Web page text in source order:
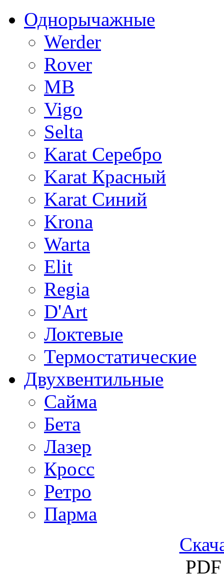
Однорычажные
Werder
Rover
MB
Vigo
Selta
Karat Серебро
Karat Красный
Karat Синий
Krona
Warta
Elit
Regia
D'Art
Локтевые
Термостатические
Двухвентильные
Сайма
Бета
Лазер
Кросс
Ретро
Парма